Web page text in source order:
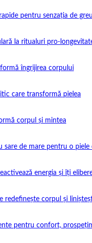
pentru senzația de
la ritualuri
îngrijirea corpului
care transformă pielea
corpul și mintea
sare de mare pentru o
energia și îți
redefinește corpul și
pentru confort,